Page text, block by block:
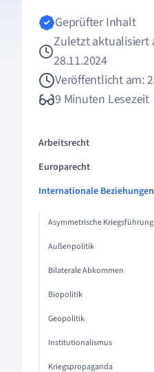
Geprüfter Inhalt
Zuletzt aktualisiert
28.11.2024
Veröffentlicht am:
9 Minuten Lesezeit
Arbeitsrecht
Europarecht
Internationale Beziehungen
Asymmetrische Kriegsführung
Außenpolitik
Bilaterale Abkommen
Biopolitik
Geopolitik
Institutionalismus
Kriegspropaganda